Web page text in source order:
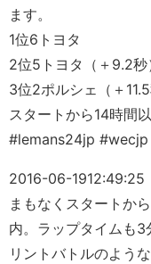
ます。
1位6トヨタ
2位5トヨタ（＋9.2秒
3位2ポルシェ（＋11.5
スタートから14時間
#lemans24jp #wecjp
2016-06-1912:49:25
まもなくスタートか
内。ラップタイムも
リントバトルのよう